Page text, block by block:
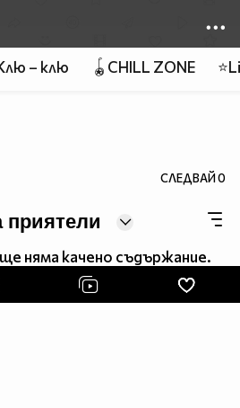
– клю 🪀CHILL ZONE
СЛЕДВАЙ0
няма качено съдържание.